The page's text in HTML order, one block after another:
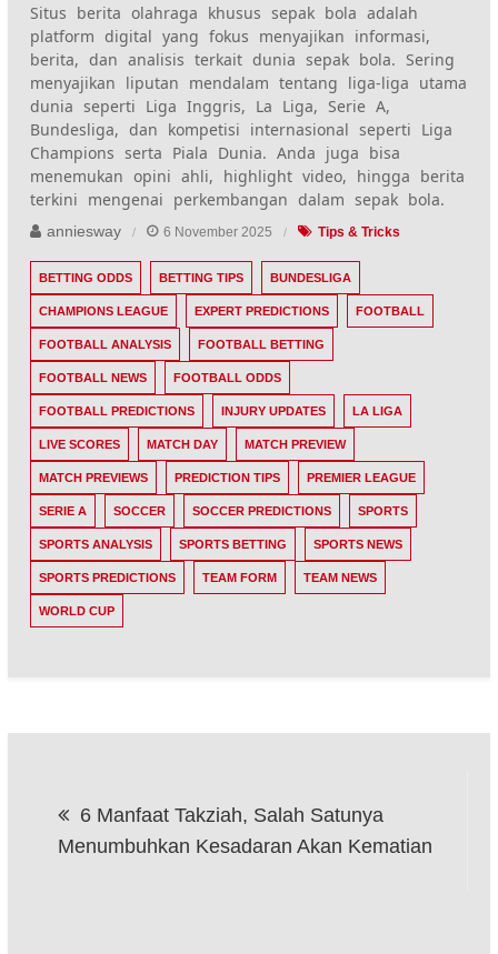
Situs berita olahraga khusus sepak bola adalah
platform digital yang fokus menyajikan informasi,
berita, dan analisis terkait dunia sepak bola. Sering
menyajikan liputan mendalam tentang liga-liga utama
dunia seperti Liga Inggris, La Liga, Serie A,
Bundesliga, dan kompetisi internasional seperti Liga
Champions serta Piala Dunia. Anda juga bisa
menemukan opini ahli, highlight video, hingga berita
terkini mengenai perkembangan dalam sepak bola.
anniesway 6 November 2025 Tips & Tricks
BETTING ODDS BETTING TIPS BUNDESLIGA
CHAMPIONS LEAGUE EXPERT PREDICTIONS FOOTBALL
FOOTBALL ANALYSIS FOOTBALL BETTING
FOOTBALL NEWS FOOTBALL ODDS
FOOTBALL PREDICTIONS INJURY UPDATES LA LIGA
LIVE SCORES MATCH DAY MATCH PREVIEW
MATCH PREVIEWS PREDICTION TIPS PREMIER LEAGUE
SERIE A SOCCER SOCCER PREDICTIONS SPORTS
SPORTS ANALYSIS SPORTS BETTING SPORTS NEWS
SPORTS PREDICTIONS TEAM FORM TEAM NEWS
WORLD CUP
navigation
6 Manfaat Takziah, Salah Satunya
Menumbuhkan Kesadaran Akan Kematian